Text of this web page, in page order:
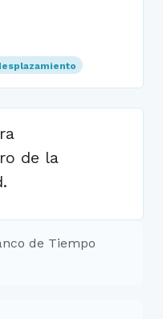
de la
de Tiempo